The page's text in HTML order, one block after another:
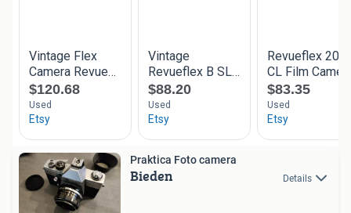
Praktica Foto camera
Bieden Details